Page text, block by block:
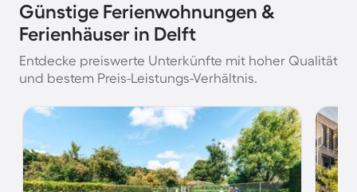
Günstige Ferienwohnungen &
Ferienhäuser in Delft
Entdecke preiswerte Unterkünfte mit hoher Qualität
und bestem Preis-Leistungs-Verhältnis.